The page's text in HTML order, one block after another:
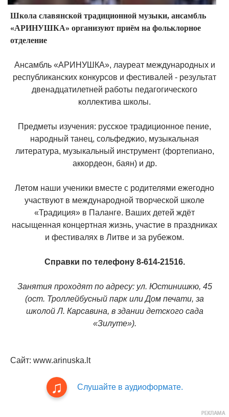
Школа славянской традиционной музыки, ансамбль
«АРИНУШКА» организуют приём на фольклорное
отделение
Ансамбль «АРИНУШКА», лауреат международных и
республиканских конкурсов и фестивалей - результат
двенадцатилетней работы педагогического
коллектива школы.
Предметы изучения: русское традиционное пение,
народный танец, сольфеджио, музыкальная
литература, музыкальный инструмент (фортепиано,
аккордеон, баян) и др.
Летом наши ученики вместе с родителями ежегодно
участвуют в международной творческой школе
«Традиция» в Паланге. Ваших детей ждёт
насыщенная концертная жизнь, участие в праздниках
и фестивалях в Литве и за рубежом.
Справки по телефону 8-614-21516.
Занятия проходят по адресу: ул. Юстинишкю, 45
(ост. Троллейбусный парк или Дом печати, за
школой Л. Карсавина, в здании детского сада
«Зилуте»).
Сайт: www.arinuska.lt
Слушайте в аудиоформате.